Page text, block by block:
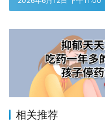
相关推荐